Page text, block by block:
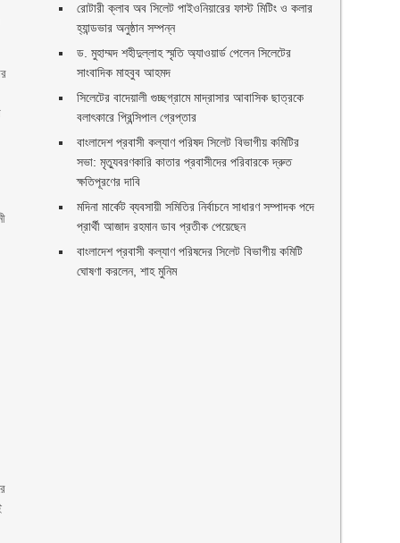
রোটারী ক্লাব অব সিলেট পাইওনিয়ারের ফাস্ট মিটিং ও কলার
হ্যান্ডভার অনুষ্ঠান সম্পন্ন
ড. মুহাম্মদ শহীদুল্লাহ স্মৃতি অ্যাওয়ার্ড পেলেন সিলেটের
সাংবাদিক মাহবুব আহমদ
সিলেটের বাদেয়ালী গুচ্ছগ্রামে মাদ্রাসার আবাসিক ছাত্রকে
বলাৎকারে প্রিন্সিপাল গ্রেপ্তার ‎
বাংলাদেশ প্রবাসী কল্যাণ পরিষদ সিলেট বিভাগীয় কমিটির
সভা: মৃত্যুবরণকারি কাতার প্রবাসীদের পরিবারকে দ্রুত
ক্ষতিপূরণের দাবি
মদিনা মার্কেট ব্যবসায়ী সমিতির নির্বাচনে সাধারণ সম্পাদক পদে
প্রার্থী আজাদ রহমান ডাব প্রতীক পেয়েছেন ‎
‎বাংলাদেশ প্রবাসী কল্যাণ পরিষদের সিলেট বিভাগীয় কমিটি
ঘোষণা করলেন, শাহ মুনিম